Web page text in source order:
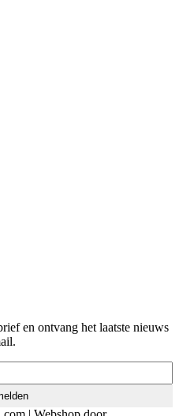
en ontvang het laatste nieuws